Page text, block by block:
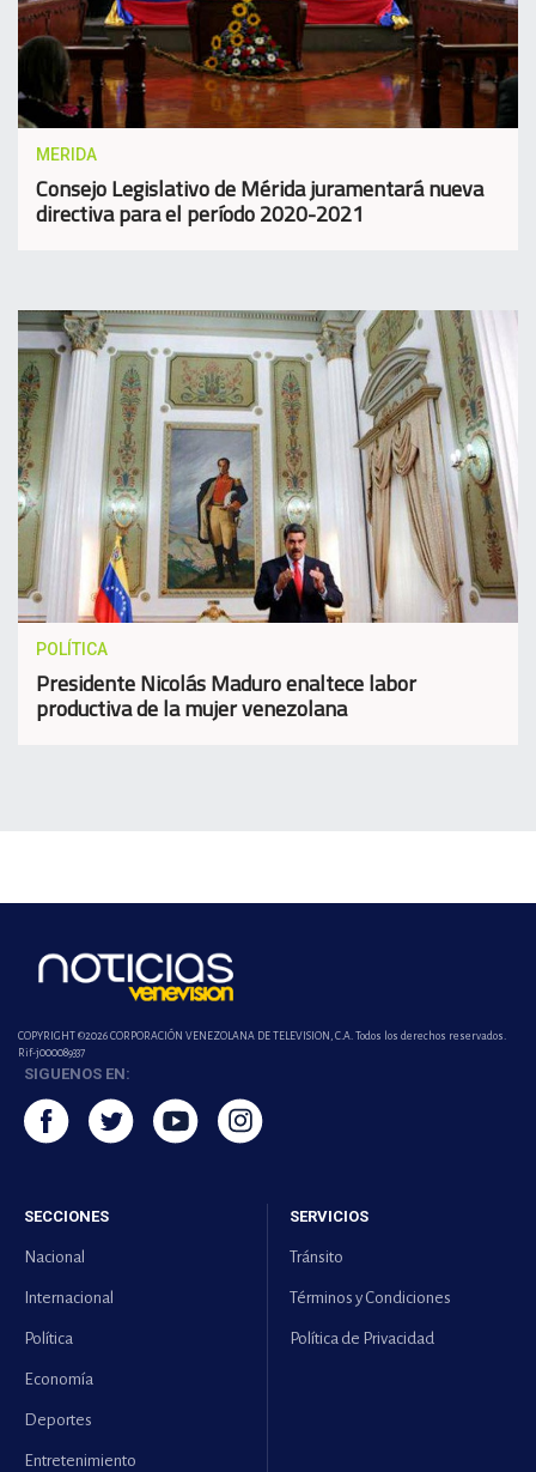
MERIDA
Consejo Legislativo de Mérida juramentará nueva
directiva para el período 2020-2021
POLÍTICA
Presidente Nicolás Maduro enaltece labor
productiva de la mujer venezolana
COPYRIGHT ©2026 CORPORACIÓN VENEZOLANA DE TELEVISION, C.A. Todos los derechos reservados.
Rif-j000089337
SIGUENOS EN:
SECCIONES
Nacional
Internacional
Política
Economía
Deportes
Entretenimiento
SERVICIOS
Tránsito
Términos y Condiciones
Política de Privacidad